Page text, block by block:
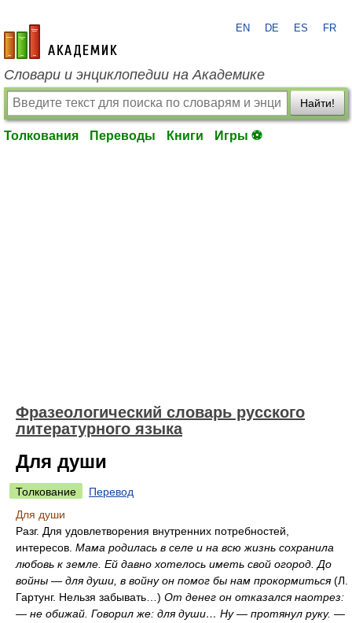
academic.ru
EN DE ES FR
Словари и энциклопедии на Академике
Найти!
Толкования Переводы Книги Игры ⚽
Фразеологический словарь русского
литературного языка
Для души
Толкование
Перевод
Для души
Разг. Для удовлетворения внутренних потребностей,
интересов. Мама родилась в селе и на всю жизнь сохранила
любовь к земле. Ей давно хотелось иметь свой огород. До
войны — для души, в войну он помог бы нам прокормиться(Л.
Гартунг. Нельзя забывать…) От денег он отказался наотрез:
— не обижай. Говорил же: для души… Ну — протянул руку. —